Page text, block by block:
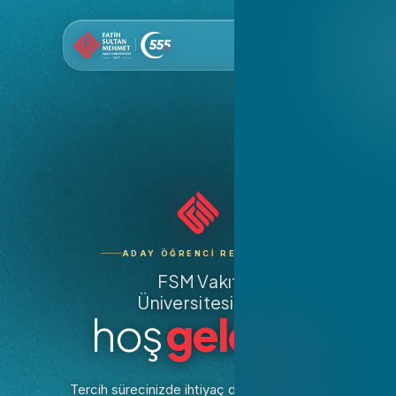
ADAY ÖĞRENCI REHBERI
FSM Vakıf
Üniversitesi'ne
hoşgeldin.
Tercih sürecinizde ihtiyaç duyacağınız tüm